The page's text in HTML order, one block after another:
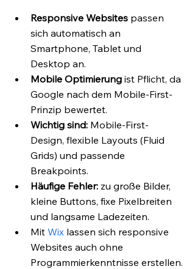
Responsive Websites passen
sich automatisch an
Smartphone, Tablet und
Desktop an.
Mobile Optimierung ist Pflicht, da
Google nach dem Mobile-First-
Prinzip bewertet.
Wichtig sind: Mobile-First-
Design, flexible Layouts (Fluid
Grids) und passende
Breakpoints.
Häufige Fehler: zu große Bilder,
kleine Buttons, fixe Pixelbreiten
und langsame Ladezeiten.
Mit Wix lassen sich responsive
Websites auch ohne
Programmierkenntnisse erstellen.